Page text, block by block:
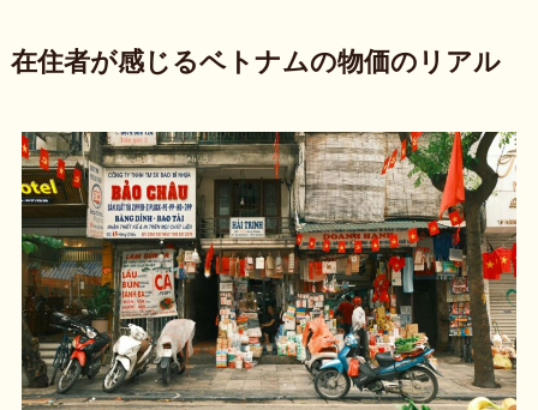
在住者が感じるベトナムの物価のリアル